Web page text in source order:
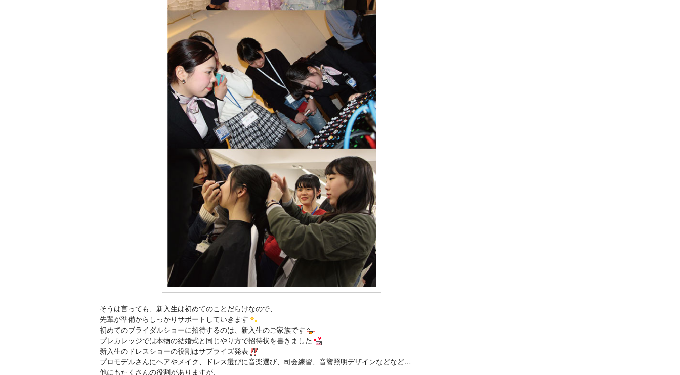
そうは言っても、新入生は初めてのことだらけなので、
先輩が準備からしっかりサポートしていきます
初めてのブライダルショーに招待するのは、新入生のご家族です
プレカレッジでは本物の結婚式と同じやり方で招待状を書きました
新入生のドレスショーの役割はサプライズ発表
プロモデルさんにヘアやメイク、ドレス選びに音楽選び、司会練習、音響照明デザインなどなど…
他にもたくさんの役割がありますが、